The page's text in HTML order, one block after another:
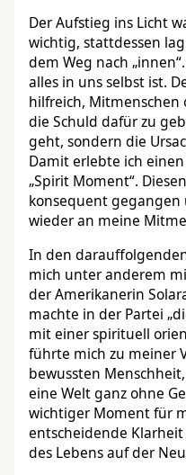
Der Aufstieg ins Licht
wichtig, stattdessen
dem Weg nach
alles in uns selbst ist.
hilfreich, Mitmenschen
die Schuld dafür zu
geht, sondern die
Damit erlebte ich
„Spirit Moment“.
konsequent
wieder an meine
In den
mich unter anderem
der Amerikanerin
machte in der Partei
mit einer spirituell
führte mich zu meiner
bewussten
eine Welt ganz ohne
wichtiger Moment für
entscheidende
des Lebens auf der